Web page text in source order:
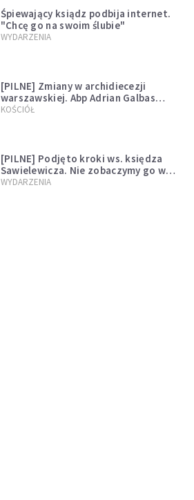
Śpiewający ksiądz podbija internet.
"Chcę go na swoim ślubie"
WYDARZENIA
[PILNE] Zmiany w archidiecezji
warszawskiej. Abp Adrian Galbas
wręczył dekrety nowym proboszczom
KOŚCIÓŁ
[PILNE] Podjęto kroki ws. księdza
Sawielewicza. Nie zobaczymy go w
mediach
WYDARZENIA